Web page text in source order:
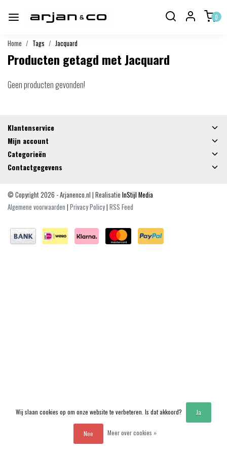
0
Home Tags Jacquard
Producten getagd met Jacquard
Geen producten gevonden!
Klantenservice
Mijn account
Categorieën
Contactgegevens
© Copyright 2026 - Arjanenco.nl | Realisatie InStijl Media
Algemene voorwaarden | Privacy Policy| RSS Feed
Wij slaan cookies op om onze website te verbeteren. Is dat akkoord? Ja
Nee Meer over cookies »